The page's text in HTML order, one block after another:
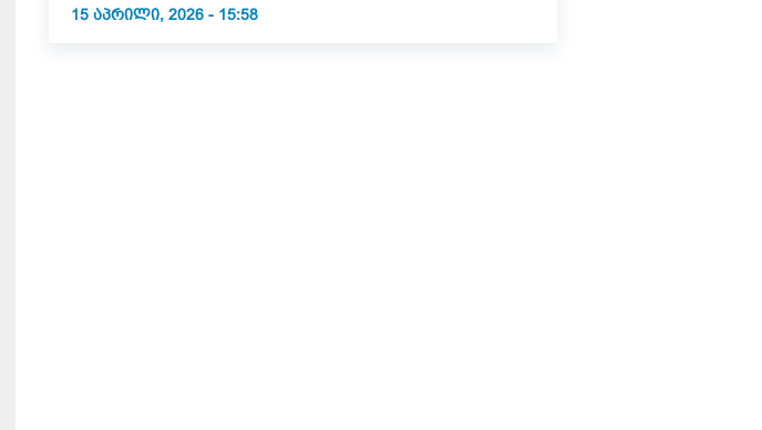
15 ᲐᲞᲠᲘᲚᲘ, 2026 - 15:58